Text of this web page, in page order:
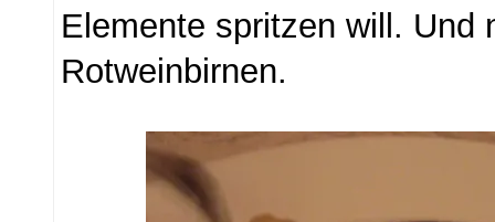
Elemente spritzen will. Und
Rotweinbirnen.